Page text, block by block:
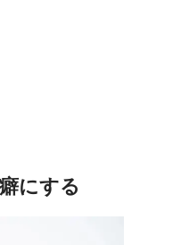
にする